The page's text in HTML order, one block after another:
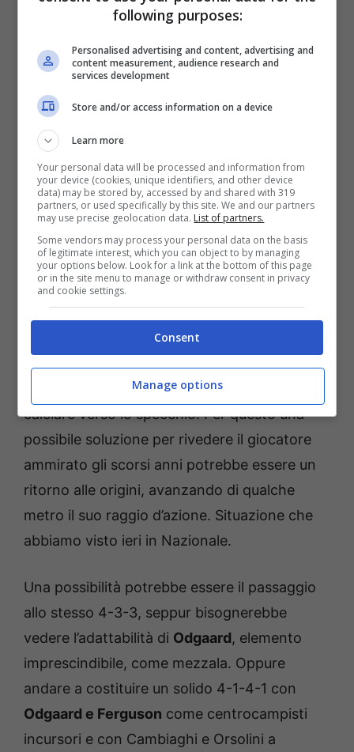
impostazione. Molto spesso lo abbiamo visto,
tra i due centrali di difesa per impostare
braccato dai centrocampisti avversari. In
questi primi scampoli di stagione però, questo
sta certamente venendo meno, dal momento
che il numero 19 rossoblù non riesce a fornire
le stesse soluzioni in impostazione e a dare
adeguata copertura alla difesa.
Nei primi due anni sotto i Portici aveva
mostrato tutte le sue qualità come incursore,
approfittando della sua lucidità negli ultimi
ulteriormente più dietro, raramente arriva a
calciare verso lo specchio. Per questo una
possibile soluzione per rivedere il giocatore
ammirato gli scorsi anni potrebbe essere un
ritorno alle origini, avanzando di qualche
metro il suo raggio d’azione. Situazione che
abbiamo visto ieri in Nazionale.
Una possibilità potrebbe essere il passaggio
allo stesso 4-3-3, seppur bisognerebbe
vedere l’adattabilità di Odgaard, elemento
imprescindibile, come mezzala. Oppure
andare a costituire un solido 4-1-4-1 con
Odgaard e Ferguson come centrocampisti
incursori e con Cambiaghi e Orsolini a
following purposes:
Personalised advertising and content, advertising and
content measurement, audience research and
services development
Store and/or access information on a device
Learn more
Your personal data will be processed and information from
your device (cookies, unique identifiers, and other device
data) may be stored by, accessed by and shared with 319
partners, or used specifically by this site. We and our partners
may use precise geolocation data. List of partners.
Some vendors may process your personal data on the basis
of legitimate interest, which you can object to by managing
your options below. Look for a link at the bottom of this page
or in the site menu to manage or withdraw consent in privacy
and cookie settings.
Consent
Manage options